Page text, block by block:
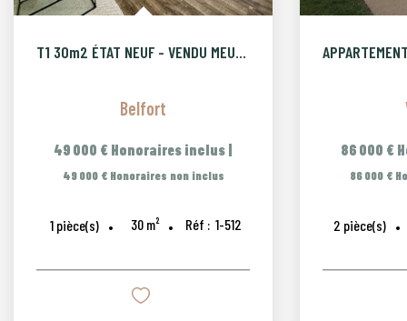
T1 30m2 ÉTAT NEUF - VENDU MEUBLÉ ET BAIL EN COURS
Belfort
49 000 € Honoraires inclus |
49 000 € Honoraires non inclus
1 pièce(s) 30 m² Réf : 1-512
86 000 €
86 000 €
2 pièce(s)